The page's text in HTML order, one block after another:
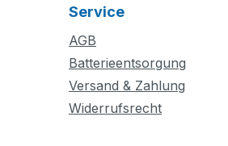
Service
AGB
Batterieentsorgung
Versand & Zahlung
Widerrufsrecht